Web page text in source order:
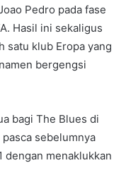
Pedro pada fase
Hasil ini sekaligus
satu klub Eropa yang
bergengsi
bagi The Blues di
sebelumnya
dengan menaklukkan